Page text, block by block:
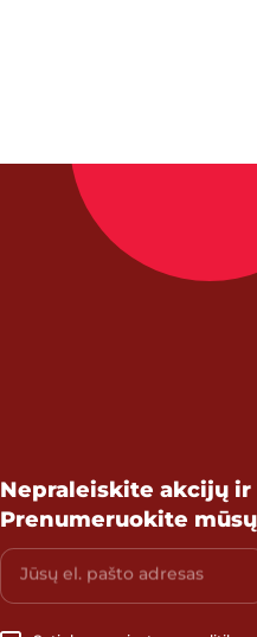
Nepraleiskite akcijų
Prenumeruokite
Jūsų el. pašto adresas